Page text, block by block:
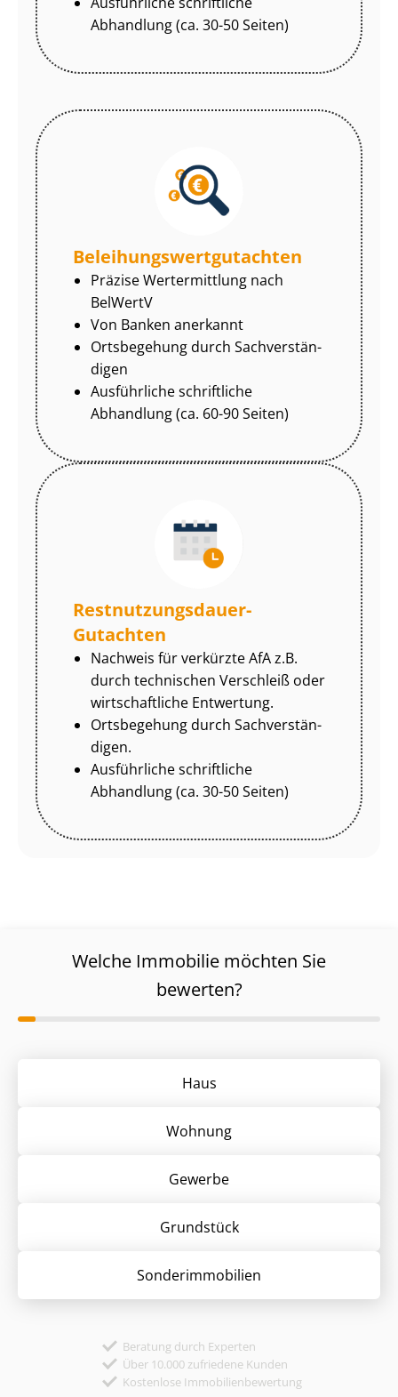
Abhandlung (ca. 30-50 Seiten)
Be­lei­hungs­wert­gut­ach­ten
Präzise Wertermittlung nach
BelWertV
Von Banken anerkannt
Ortsbegehung durch Sach­ver­stän­
di­gen
Ausführliche schriftliche
Abhandlung (ca. 60-90 Seiten)
Rest­nut­zungs­dau­er-
Gutachten
Nachweis für verkürzte AfA z.B.
durch technischen Verschleiß oder
wirtschaftliche Entwertung.
Ortsbegehung durch Sach­ver­stän­
di­gen.
Ausführliche schriftliche
Abhandlung (ca. 30-50 Seiten)
Welche Immobilie möchten Sie
bewerten?
Haus
Wohnung
Gewerbe
Grund­stück
Sonder­immobilien
Beratung durch Experten
Über 10.000 zufriedene Kunden
Kostenlose Immobilienbewertung